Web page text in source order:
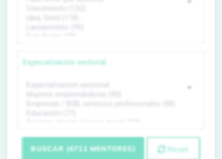
Especialización sectorial
BUSCAR (6711 MENTORES) Reset